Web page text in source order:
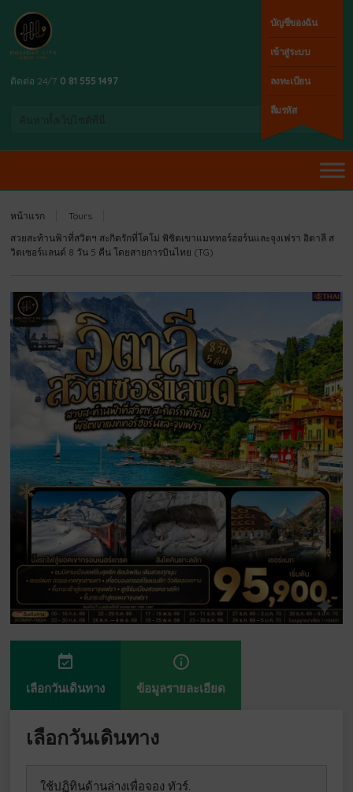
บัญชีของฉัน
เข้าสู่ระบบ
ลงทะเบียน
ลืมรหัส
ติดต่อ 24/7 0 81 555 1497
หน้าแรก
Tours
สวยสะท้านฟ้าที่สวิตฯ สะกิดรักที่โคโม่ พิชิตเขาแมททอร์ฮอร์นและจุงเฟรา อิตาลี ส
วิตเซอร์แลนด์ 8 วัน 5 คืน โดยสายการบินไทย (TG)
event_available
เลือกวันเดินทาง
info_outline
ข้อมูลรายละเอียด
เลือกวันเดินทาง
ใช้ปฏิทินด้านล่างเพื่อจอง ทัวร์.